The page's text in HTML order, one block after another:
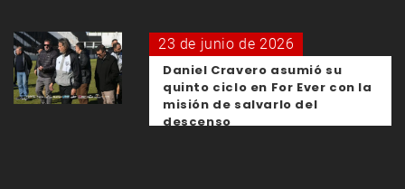
23 de junio de 2026
Daniel Cravero asumió su
quinto ciclo en For Ever con la
misión de salvarlo del
descenso